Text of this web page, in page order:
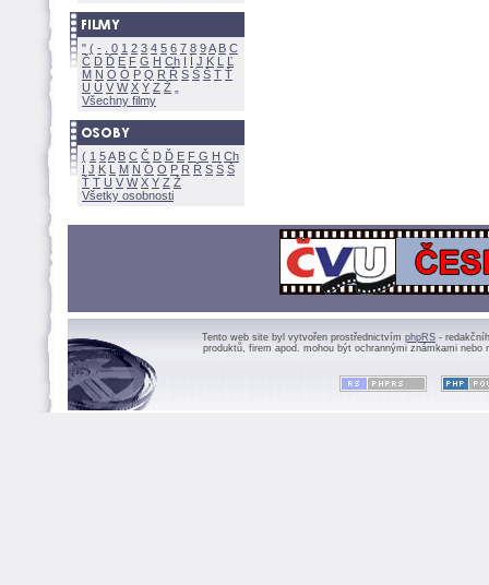
" ( - 0 1 2 3 4 5 6 7 8 9A B C
Č D Ď E F G H Ch I Í J K L
Ľ
M N O Ó P Q R Ř S Ś T Ť
U Ú V W X Y Z
Všechny filmy
( 1 5A B C Č D Ď E F G H Ch
I J K L M N Ó O P R Ř S Ś
Ť T U V W X Y Z
Všetky osobnosti
Tento web site byl vytvořen prostřednictvím phpRS -
produktů, firem apod. mohou být ochrannými známkami